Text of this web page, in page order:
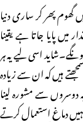
پھر کر ساری دنیا
پایا جاتا ہے یقینا
اسی لیے یہ ہر
ہیں کہ ان سے زیادہ
سے مشورہ لینا
دماغ استعمال کرتے